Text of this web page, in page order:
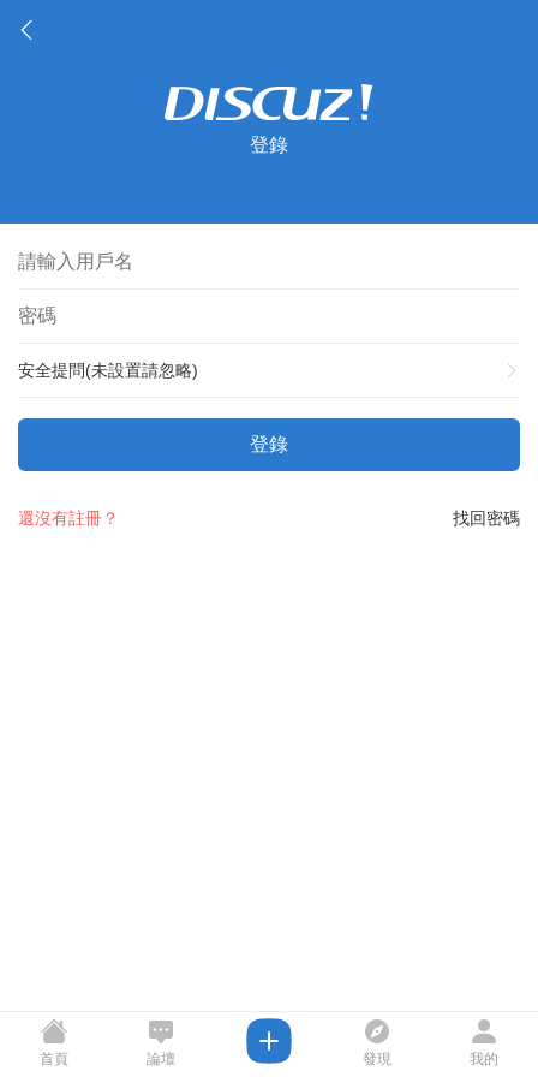
登錄
安全提問(未設置請忽略)
登錄
找回密碼
還沒有註冊？
首頁 論壇 發現 我的